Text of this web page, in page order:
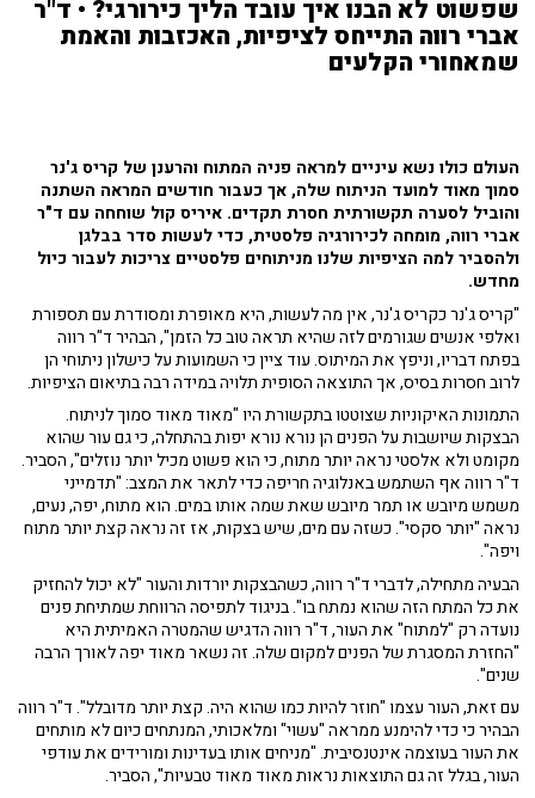
שפשוט לא הבנו איך עובד הליך כירורגי? • ד"ר
אברי רווה התייחס לציפיות, האכזבות והאמת
שמאחורי הקלעים
העולם כולו נשא עיניים למראה פניה המתוח והרענן של קריס ג'נר
סמוך מאוד למועד הניתוח שלה, אך כעבור חודשים המראה השתנה
והוביל לסערה תקשורתית חסרת תקדים. איריס קול שוחחה עם ד"ר
אברי רווה, מומחה לכירורגיה פלסטית, כדי לעשות סדר בבלגן
ולהסביר למה הציפיות שלנו מניתוחים פלסטיים צריכות לעבור כיול
מחדש.
"קריס ג'נר כקריס ג'נר, אין מה לעשות, היא מאופרת ומסודרת עם תספורת
ואלפי אנשים שגורמים לזה שהיא תראה טוב כל הזמן", הבהיר ד"ר רווה
בפתח דבריו, וניפץ את המיתוס. עוד ציין כי השמועות על כישלון ניתוחי הן
לרוב חסרות בסיס, אך התוצאה הסופית תלויה במידה רבה בתיאום הציפיות.
התמונות האיקוניות שצוטטו בתקשורת היו "מאוד מאוד סמוך לניתוח.
הבצקות שיושבות על הפנים הן נורא נורא יפות בהתחלה, כי גם עור שהוא
מקומט ולא אלסטי נראה יותר מתוח, כי הוא פשוט מכיל יותר נוזלים", הסביר.
ד"ר רווה אף השתמש באנלוגיה חריפה כדי לתאר את המצב: "תדמייני
משמש מיובש או תמר מיובש שאת שמה אותו במים. הוא מתוח, יפה, נעים,
נראה "יותר סקסי". כשזה עם מים, שיש בצקות, אז זה נראה קצת יותר מתוח
ויפה".
הבעיה מתחילה, לדברי ד"ר רווה, כשהבצקות יורדות והעור "לא יכול להחזיק
את כל המתח הזה שהוא נמתח בו". בניגוד לתפיסה הרווחת שמתיחת פנים
נועדה רק "למתוח" את העור, ד"ר רווה הדגיש שהמטרה האמיתית היא
"החזרת המסגרת של הפנים למקום שלה. זה נשאר מאוד יפה לאורך הרבה
שנים".
עם זאת, העור עצמו "חוזר להיות כמו שהוא היה. קצת יותר מדובלל". ד"ר רווה
הבהיר כי כדי להימנע ממראה "עשוי" ומלאכותי, המנתחים כיום לא מותחים
את העור בעוצמה אינטנסיבית. "מניחים אותו בעדינות ומורידים את עודפי
העור, בגלל זה גם התוצאות נראות מאוד מאוד טבעיות", הסביר.